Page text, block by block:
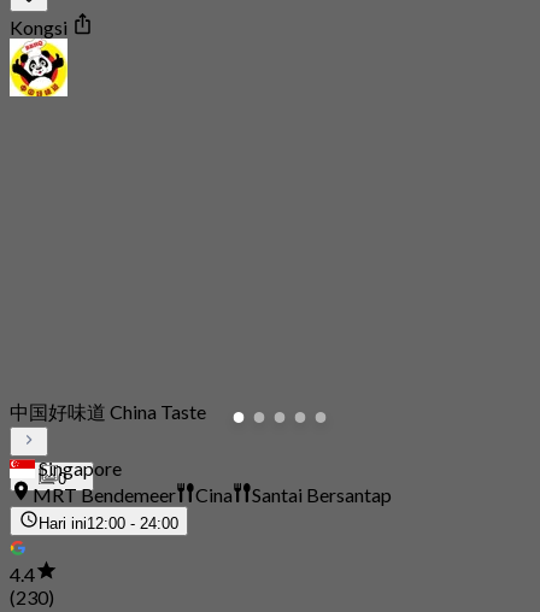
Kongsi
0
中国好味道 China Taste
Singapore
MRT Bendemeer
Cina Santai Bersantap
Hari ini12:00 - 24:00
4.4
(230)